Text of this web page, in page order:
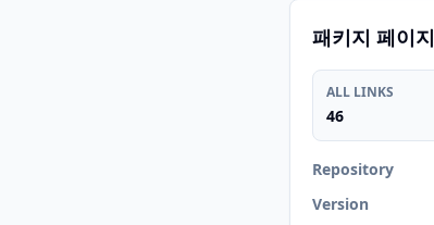
패키지 페이지
ALL LINKS
46
Repository
Version